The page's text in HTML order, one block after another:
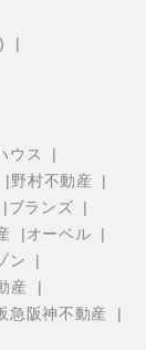
ウス
野村不動産
ブランズ
オーベル
ン
産
急阪神不動産